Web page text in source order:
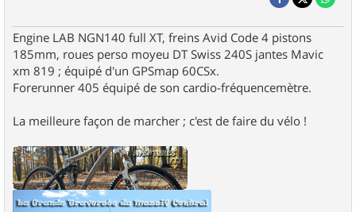
Engine LAB NGN140 full XT, freins Avid Code 4 pistons
185mm, roues perso moyeu DT Swiss 240S jantes Mavic
xm 819 ; équipé d'un GPSmap 60CSx.
Forerunner 405 équipé de son cardio-fréquencemètre.
La meilleure façon de marcher ; c'est de faire du vélo !